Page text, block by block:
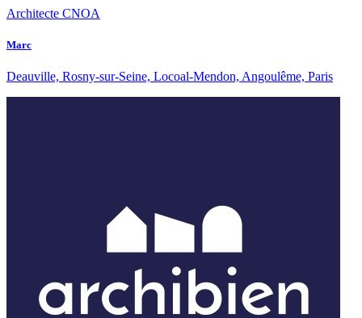
Architecte CNOA
Marc
Deauville, Rosny-sur-Seine, Locoal-Mendon, Angoulême, Paris